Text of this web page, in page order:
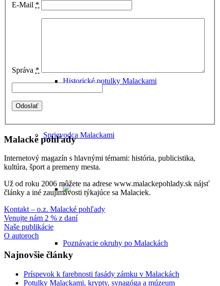
Historické potulky Malackami
Sprievodca Malackami
Poznávacie okruhy po Malackách
E-Mail *
Správa *
Malacké pohľady
Internetový magazín s hlavnými témami: história, publicistika,
kultúra, šport a premeny mesta.
Už od roku 2006 môžete na adrese www.malackepohlady.sk nájsť
články a iné zaujímavosti týkajúce sa Malaciek.
Kontakt – o.z. Malacké pohľady
Venujte nám 2 % z daní
Naše publikácie
O autoroch
Najnovšie články
Príspevok k farebnosti fasády zámku v Malackách
Potulky Malackami, krypty, synagóga a múzeum